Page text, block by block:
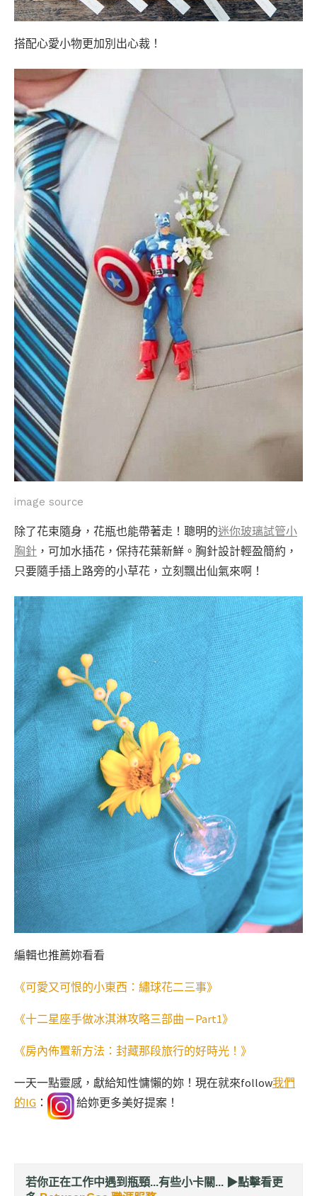
搭配心愛小物更加別出心裁！
image source
除了花束隨身，花瓶也能帶著走！聰明的迷你玻璃試管小
胸針 ，可加水插花，保持花葉新鮮。胸針設計輕盈簡約，
只要隨手插上路旁的小草花，立刻飄出仙氣來啊！
編輯也推薦妳看看
《可愛又可恨的小東西：繡球花二三事》
《十二星座手做冰淇淋攻略三部曲－Part1》
《房內佈置新方法：封藏那段旅行的好時光！》
一天一點靈感，獻給知性慵懶的妳！現在就來follow我們
的IG ： 給妳更多美好提案！
若你正在工作中遇到瓶頸...有些小卡關... ▶︎點擊看更